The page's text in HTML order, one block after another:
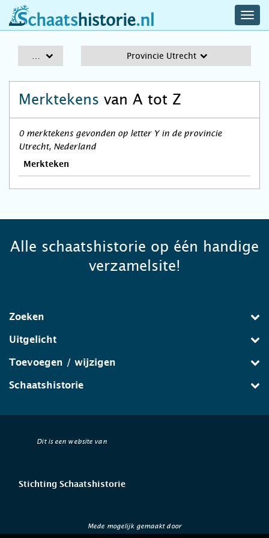
schaatshistorie.nl
Provincie Utrecht
Merktekens van A tot Z
0 merktekens gevonden op letter Y in de provincie
Utrecht, Nederland
Merkteken
Alle schaatshistorie op één handige
verzamelsite!
Zoeken
Uitgelicht
Toevoegen / wijzigen
Schaatshistorie
Dit is een website van
Stichting Schaatshistorie
Mede mogelijk gemaakt door